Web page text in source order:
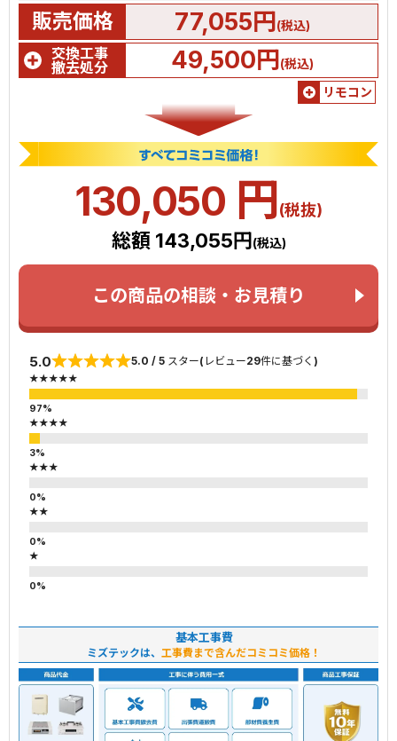
販売価格 77,055円(税込)
交換工事
撤去処分
49,500円(税込)
リモコン
130,050 円(税抜)
総額 143,055円 (税込)
この商品の相談・お見積り
5.0 5.0 / 5 スター(レビュー29件に基づく)
★★★★★
★★★★
★★★
★★
★
基本工事費
ミズテックは、 工事費まで含んだコミコミ価格！